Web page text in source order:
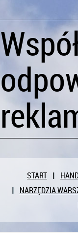
START
NARZĘDZIA